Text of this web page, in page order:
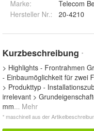
Marke:
Telecom
Hersteller Nr.:
20-4210
Kurzbeschreibung *
> Highlights - Frontrahmen
- Einbaumöglichkeit für zwei
> Produkttyp -
irrelevant >
mm... Mehr
* maschinell aus der